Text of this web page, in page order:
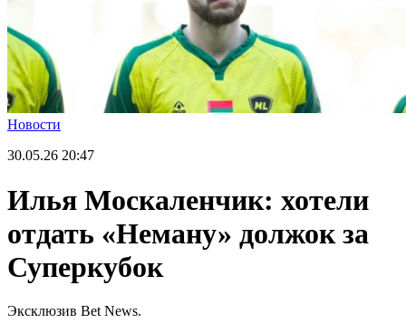
Новости
30.05.26 20:47
Илья Москаленчик: хотели
отдать «Неману» должок за
Суперкубок
Эксклюзив Bet News.